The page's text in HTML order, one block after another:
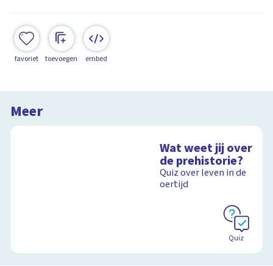
favoriet toevoegen embed
Meer
Wat weet jij over
de prehistorie?
Quiz over leven in de
oertijd
Quiz